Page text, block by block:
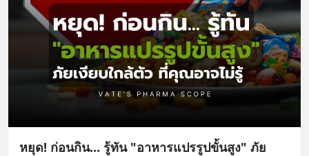
หยุด! ก่อนกิน... รู้ทัน "อาหารแปรรูปขั้นสูง" ภัย